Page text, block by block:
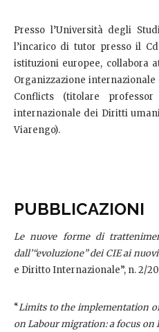
Presso l’Università degli
l’incarico di tutor presso il
istituzioni europee, collabora
Organizzazione
Conflicts (titolare
internazionale dei Diritti
Viarengo).
PUBBLICAZIONI
Le nuove forme di
dall’“evoluzione” dei CIE ai
e Diritto Internazionale”, n. 2/
“Limits to the implementation
on Labour migration: a focus on